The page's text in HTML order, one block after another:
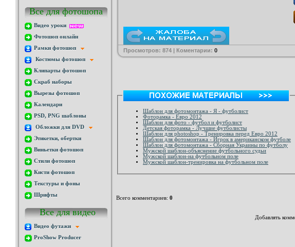
Все для фотошопа
Видео уроки
Фотошоп онлайн
Рамки фотошоп
Костюмы фотошоп
Клипарты фотошоп
Скраб наборы
Вырезы фотошоп
Календари
PSD, PNG шаблоны
Обложки для DVD
Этикетки, обертки
Виньетки фотошоп
Стили фотошоп
Кисти фотошоп
Текстуры и фоны
Шрифты
Все для видео
Видео футажи
ProShow Producer
Просмотров: 874 | Коментарии: 0
Шаблон для фотомонтажа - Я - футболист
Фоторамка - Евро 2012
Шаблон для фото - футбол и футболист
Детская фоторамка - Лучшие футболисты
Шаблон для photoshop - Тренировка перед Евро 2012
Шаблон для фотомонтажа - Игрок в американском футболе
Шаблон для фотомонтажа - Сборная Украины по футболу
Мужской шаблон-объяснение футбольного судьи
Мужской шаблон-на футбольном поле
Мужской шаблон-тренировка на футбольном поле
Всего комментариев: 0
Добавлять